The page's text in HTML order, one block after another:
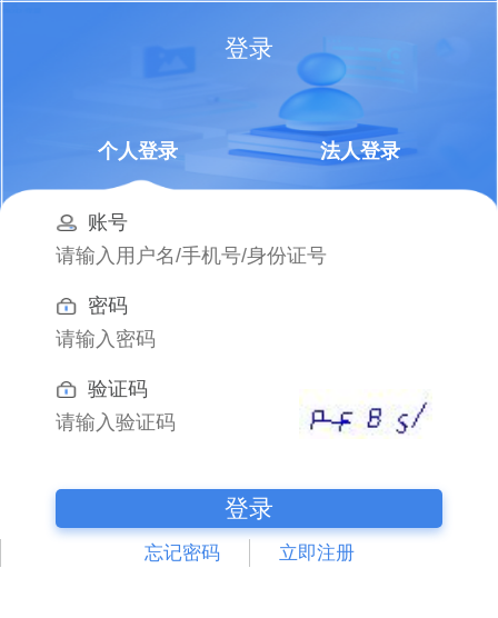
登录
个人登录 法人登录
账号
密码
验证码
登录
忘记密码 立即注册